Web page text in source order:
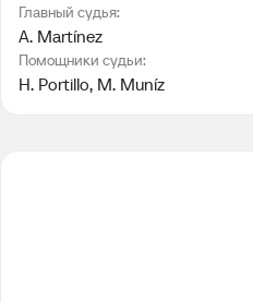
Главный судья:
A. Martínez
Помощники судьи:
H. Portillo, M. Muníz